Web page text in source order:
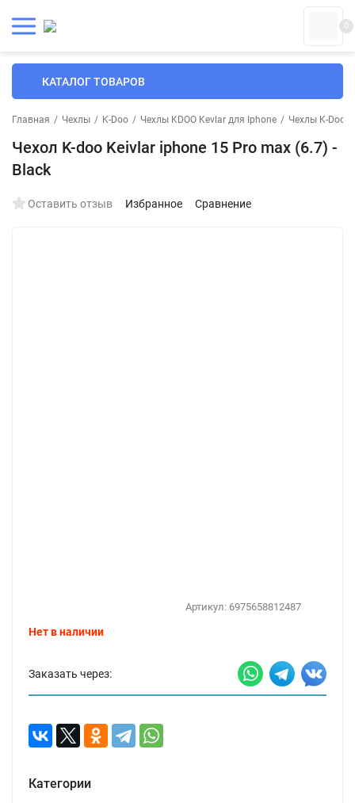
0
КАТАЛОГ ТОВАРОВ
Главная / Чехлы / K-Doo / Чехлы KDOO Kevlar для Iphone / Чехлы K-Doo
Чехол K-doo Keivlar iphone 15 Pro max (6.7) -
Black
Оставить отзыв Избранное Сравнение
Артикул: 6975658812487
Нет в наличии
Заказать через:
Категории